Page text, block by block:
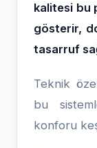
kalitesi bu
gösterir,
tasarruf
Teknik
bu
konforu